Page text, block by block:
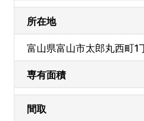
所在地
富山県富山市太郎丸西町1
専有面積
間取